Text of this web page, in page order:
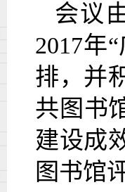
会议
2017年
排，并
共图书
建设成
图书馆